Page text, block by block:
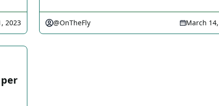
2023 @OnTheFly March